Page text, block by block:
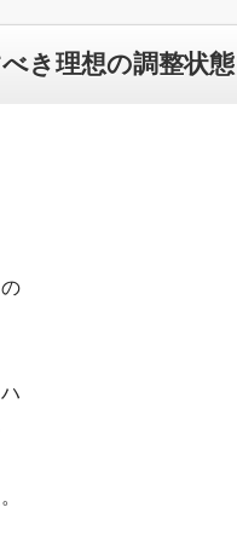
き理想の調整状